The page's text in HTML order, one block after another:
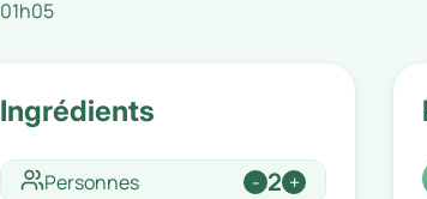
01h05
Ingrédients
Personnes - 2 +